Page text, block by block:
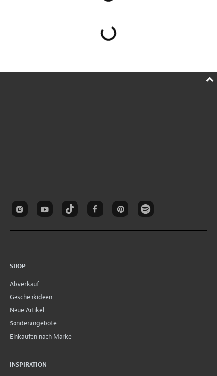
SHOP
Abverkauf
Geschenkideen
Neue Artikel
Sonderangebote
Einkaufen nach Marke
INSPIRATION